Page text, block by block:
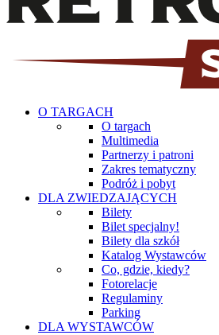
O TARGACH
O targach
Multimedia
Partnerzy i patroni
Zakres tematyczny
Podróż i pobyt
DLA ZWIEDZAJĄCYCH
Bilety
Bilet specjalny!
Bilety dla szkół
Katalog Wystawców
Co, gdzie, kiedy?
Fotorelacje
Regulaminy
Parking
DLA WYSTAWCÓW